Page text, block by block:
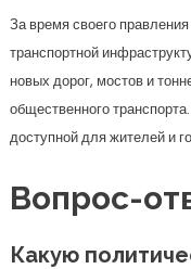
За время своего
транспортной
новых дорог, мостов и
общественного
доступной для жителей и
Вопрос-
Какую